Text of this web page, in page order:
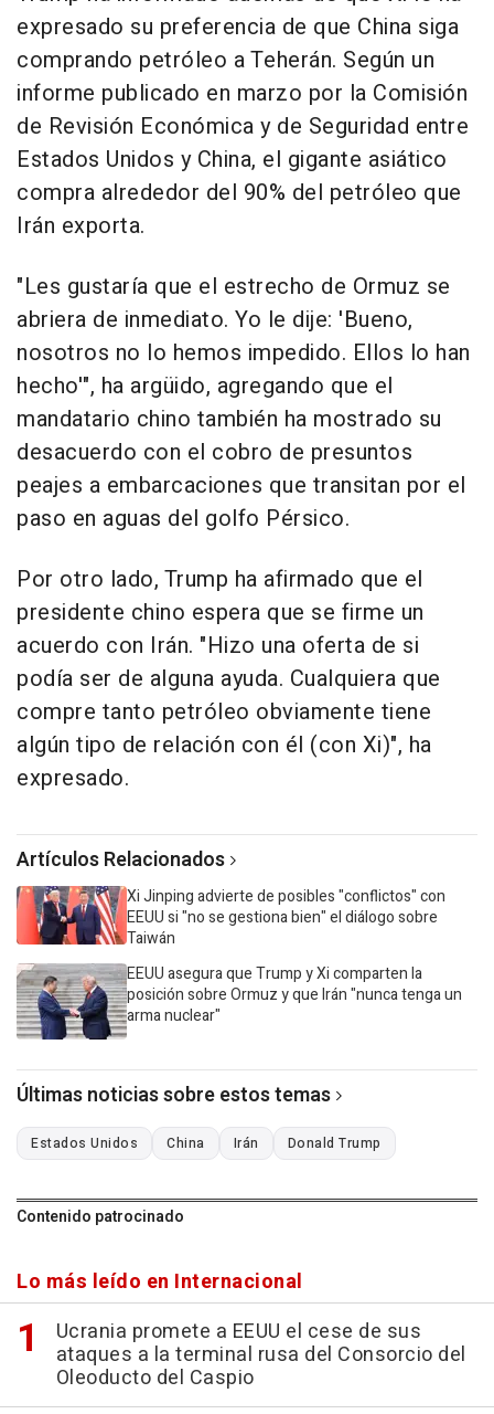
expresado su preferencia de que China siga
comprando petróleo a Teherán. Según un
informe publicado en marzo por la Comisión
de Revisión Económica y de Seguridad entre
Estados Unidos y China, el gigante asiático
compra alrededor del 90% del petróleo que
Irán exporta.
"Les gustaría que el estrecho de Ormuz se
abriera de inmediato. Yo le dije: 'Bueno,
nosotros no lo hemos impedido. Ellos lo han
hecho'", ha argüido, agregando que el
mandatario chino también ha mostrado su
desacuerdo con el cobro de presuntos
peajes a embarcaciones que transitan por el
paso en aguas del golfo Pérsico.
Por otro lado, Trump ha afirmado que el
presidente chino espera que se firme un
acuerdo con Irán. "Hizo una oferta de si
podía ser de alguna ayuda. Cualquiera que
compre tanto petróleo obviamente tiene
algún tipo de relación con él (con Xi)", ha
expresado.
Artículos Relacionados
Xi Jinping advierte de posibles "conflictos" con
EEUU si "no se gestiona bien" el diálogo sobre
Taiwán
EEUU asegura que Trump y Xi comparten la
posición sobre Ormuz y que Irán "nunca tenga un
arma nuclear"
Últimas noticias sobre estos temas
Estados Unidos China Irán Donald Trump
Contenido patrocinado
Lo más leído en Internacional
Ucrania promete a EEUU el cese de sus
ataques a la terminal rusa del Consorcio del
Oleoducto del Caspio